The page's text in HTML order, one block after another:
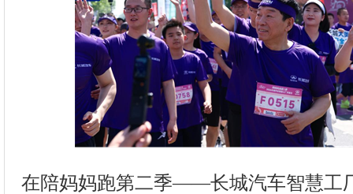
在陪妈妈跑第二季——‌长城汽车智慧工